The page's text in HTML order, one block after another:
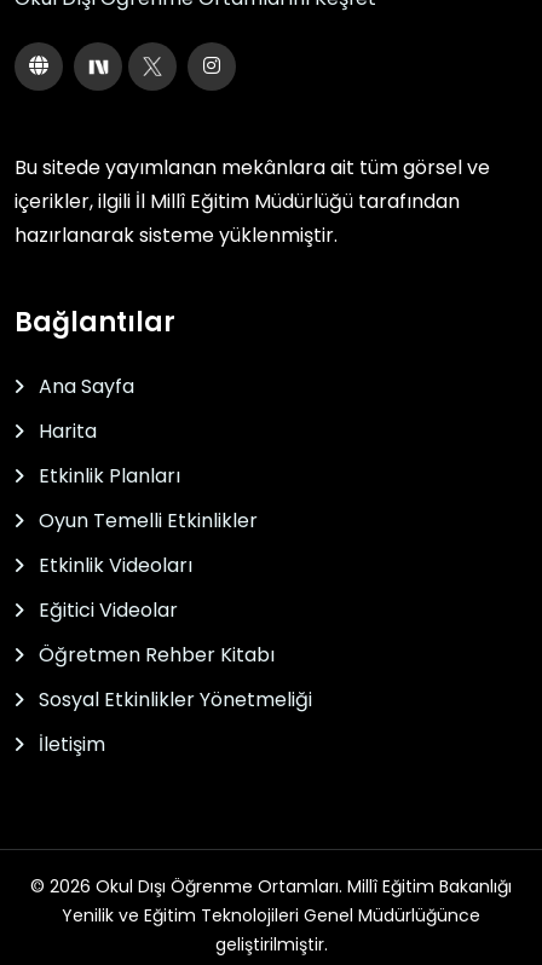
Bu sitede yayımlanan mekânlara ait tüm görsel ve
içerikler, ilgili İl Millî Eğitim Müdürlüğü tarafından
hazırlanarak sisteme yüklenmiştir.
Bağlantılar
Ana Sayfa
Harita
Etkinlik Planları
Oyun Temelli Etkinlikler
Etkinlik Videoları
Eğitici Videolar
Öğretmen Rehber Kitabı
Sosyal Etkinlikler Yönetmeliği
İletişim
© 2026 Okul Dışı Öğrenme Ortamları. Millî Eğitim Bakanlığı
Yenilik ve Eğitim Teknolojileri Genel Müdürlüğünce
geliştirilmiştir.